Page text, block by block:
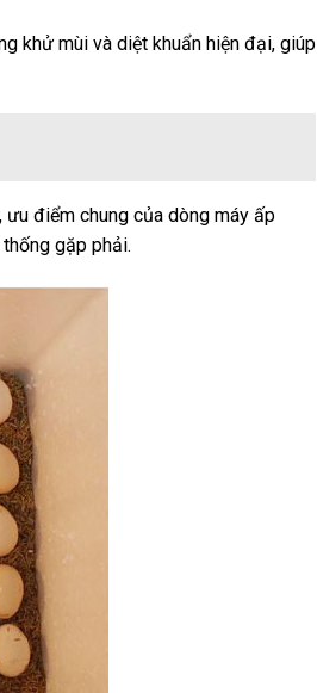
khử mùi và diệt khuẩn hiện đại, giúp
điểm chung của dòng máy ấp
gặp phải.